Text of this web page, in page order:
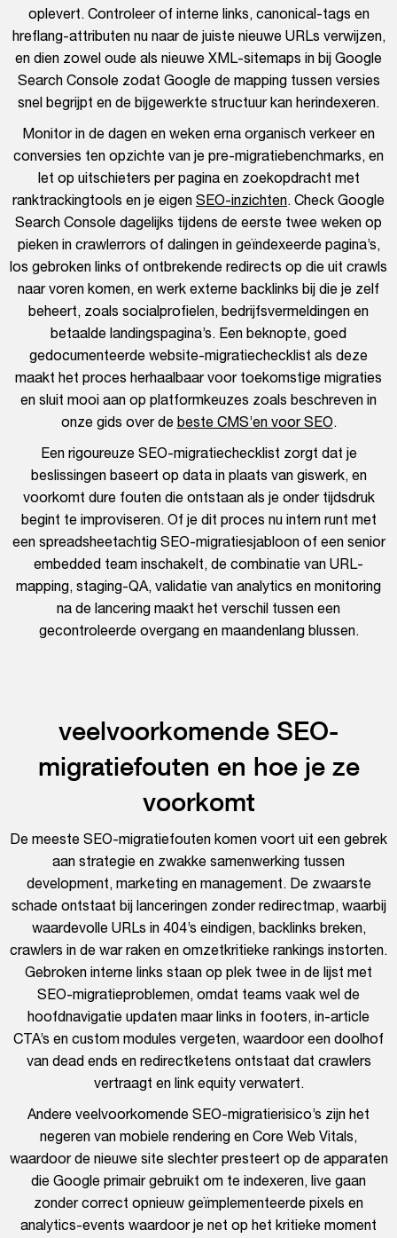
oplevert. Controleer of interne links, canonical-tags en
hreflang-attributen nu naar de juiste nieuwe URLs verwijzen,
en dien zowel oude als nieuwe XML-sitemaps in bij Google
Search Console zodat Google de mapping tussen versies
snel begrijpt en de bijgewerkte structuur kan herindexeren.
Monitor in de dagen en weken erna organisch verkeer en
conversies ten opzichte van je pre-migratiebenchmarks, en
let op uitschieters per pagina en zoekopdracht met
ranktrackingtools en je eigen SEO-inzichten. Check Google
Search Console dagelijks tijdens de eerste twee weken op
pieken in crawlerrors of dalingen in geïndexeerde pagina’s,
los gebroken links of ontbrekende redirects op die uit crawls
naar voren komen, en werk externe backlinks bij die je zelf
beheert, zoals socialprofielen, bedrijfsvermeldingen en
betaalde landingspagina’s. Een beknopte, goed
gedocumenteerde website-migratiechecklist als deze
maakt het proces herhaalbaar voor toekomstige migraties
en sluit mooi aan op platformkeuzes zoals beschreven in
onze gids over de beste CMS’en voor SEO.
Een rigoureuze SEO-migratiechecklist zorgt dat je
beslissingen baseert op data in plaats van giswerk, en
voorkomt dure fouten die ontstaan als je onder tijdsdruk
begint te improviseren. Of je dit proces nu intern runt met
een spreadsheetachtig SEO-migratiesjabloon of een senior
embedded team inschakelt, de combinatie van URL-
mapping, staging-QA, validatie van analytics en monitoring
na de lancering maakt het verschil tussen een
gecontroleerde overgang en maandenlang blussen.
veelvoorkomende SEO-
migratiefouten en hoe je ze
voorkomt
De meeste SEO-migratiefouten komen voort uit een gebrek
aan strategie en zwakke samenwerking tussen
development, marketing en management. De zwaarste
schade ontstaat bij lanceringen zonder redirectmap, waarbij
waardevolle URLs in 404’s eindigen, backlinks breken,
crawlers in de war raken en omzetkritieke rankings instorten.
Gebroken interne links staan op plek twee in de lijst met
SEO-migratieproblemen, omdat teams vaak wel de
hoofdnavigatie updaten maar links in footers, in-article
CTA’s en custom modules vergeten, waardoor een doolhof
van dead ends en redirectketens ontstaat dat crawlers
vertraagt en link equity verwatert.
Andere veelvoorkomende SEO-migratierisico’s zijn het
negeren van mobiele rendering en Core Web Vitals,
waardoor de nieuwe site slechter presteert op de apparaten
die Google primair gebruikt om te indexeren, live gaan
zonder correct opnieuw geïmplementeerde pixels en
analytics-events waardoor je net op het kritieke moment